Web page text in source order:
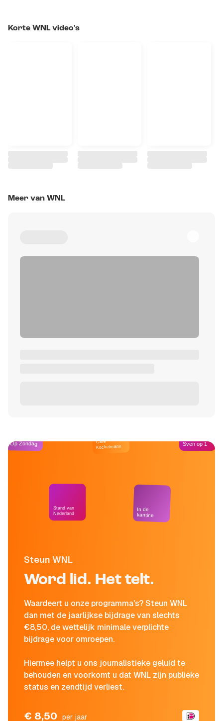
Korte WNL video's
Meer van WNL
Steun WNL
Word lid. Het telt.
Waardeert u onze programma's? Steun WNL
dan met de jaarlijkse bijdrage van slechts
€8,50, de wettelijk minimale verplichte
bijdrage voor omroepen.
Hiermee helpt u ons journalistieke geluid te
behouden en voorkomt u dat WNL zijn publieke
status en zendtijd verliest.
€ 8,50 per jaar
Op Zondag
Stand van
Nederland
Café
Kockelmann
In de
kantine
Sven op 1